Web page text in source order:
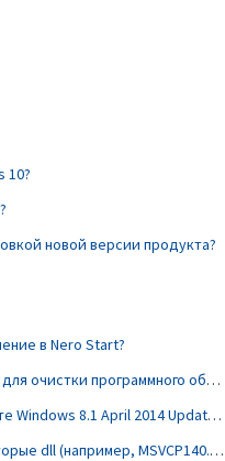
10?
новой версии продукта?
в Nero Start?
Я когда-либо использовал некоторые инструменты для очистки программного обеспечения Нерона. Теперь Нерон не смог установить
Нерон не смог установить с сообщением 'установите Windows 8.1 April 2014 Update' на мой Windows 8.1.
Приложения Nero не работают и говорят, что некоторые dll (например, MSVCP140.dll, api-ms-win-crt-runtime-l1-1-0.dll и т.д.) отсутствуют.